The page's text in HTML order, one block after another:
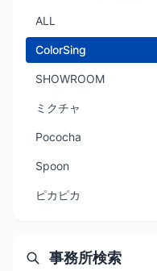
ALL
ColorSing
SHOWROOM
ミクチャ
Pococha
Spoon
ピカピカ
事務所検索